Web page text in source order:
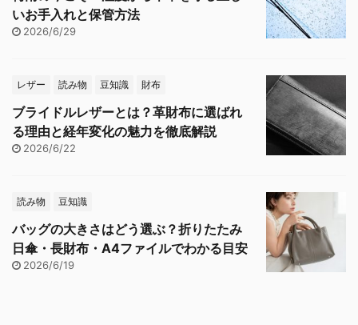
いお手入れと保管方法
2026/6/29
レザー 読み物 豆知識 財布
ブライドルレザーとは？革財布に選ばれ
る理由と経年変化の魅力を徹底解説
2026/6/22
読み物 豆知識
バッグの大きさはどう選ぶ？折りたたみ
日傘・長財布・A4ファイルでわかる目安
2026/6/19